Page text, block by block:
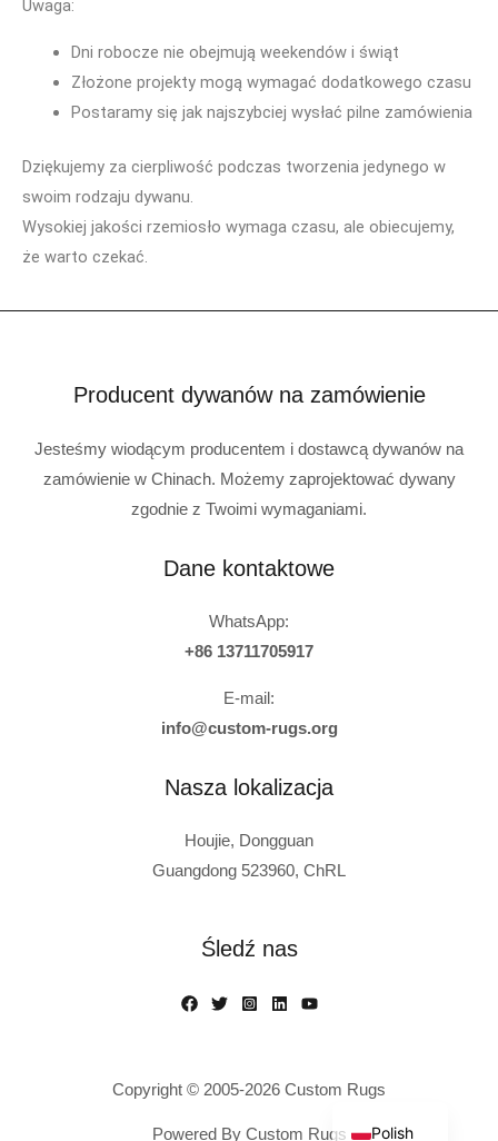
Uwaga:
Dni robocze nie obejmują weekendów i świąt
Złożone projekty mogą wymagać dodatkowego czasu
Postaramy się jak najszybciej wysłać pilne zamówienia
Dziękujemy za cierpliwość podczas tworzenia jedynego w
swoim rodzaju dywanu.
Wysokiej jakości rzemiosło wymaga czasu, ale obiecujemy,
że warto czekać.
Producent dywanów na zamówienie
Jesteśmy wiodącym producentem i dostawcą dywanów na
zamówienie w Chinach. Możemy zaprojektować dywany
zgodnie z Twoimi wymaganiami.
Dane kontaktowe
WhatsApp:
+86 13711705917
E-mail:
info@custom-rugs.org
Nasza lokalizacja
Houjie, Dongguan
Guangdong 523960, ChRL
Śledź nas
Copyright © 2005-2026 Custom Rugs
Powered By Custom Rugs Polish
English